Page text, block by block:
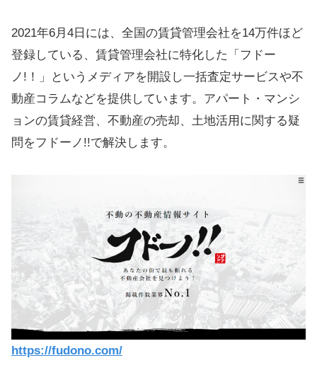
2021年6月4日には、全国の賃貸管理会社を14万件ほど
登録している、賃貸管理会社に特化した「フドー
ノ!！」というメディアを開設し一括査定サービスや不
動産コラムなどを提供しています。アパート・マンシ
ョンの賃貸経営、不動産の売却、土地活用に関する疑
問をフドーノ!!で解決します。
https://fudono.com/